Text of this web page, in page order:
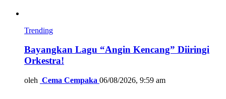
Trending
Bayangkan Lagu “Angin Kencang” Diiringi
Orkestra!
oleh Cema Cempaka 06/08/2026, 9:59 am